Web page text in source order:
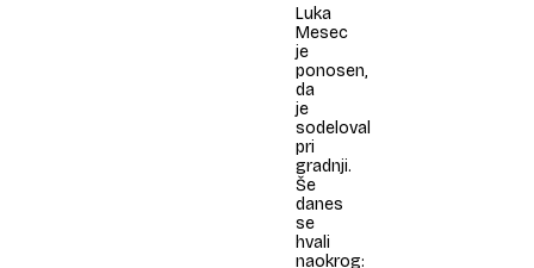
Luka
Mesec
je
ponosen,
da
je
sodeloval
pri
gradnji.
Še
danes
se
hvali
naokrog: